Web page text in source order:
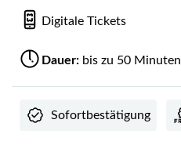
Digitale Tickets
Dauer: bis zu 50 Minuten
Sofortbestätigung